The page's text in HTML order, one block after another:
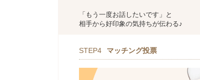
「もう一度お話したいです」と
相手から好印象の気持ちが伝わる♪
STEP4 マッチング投票